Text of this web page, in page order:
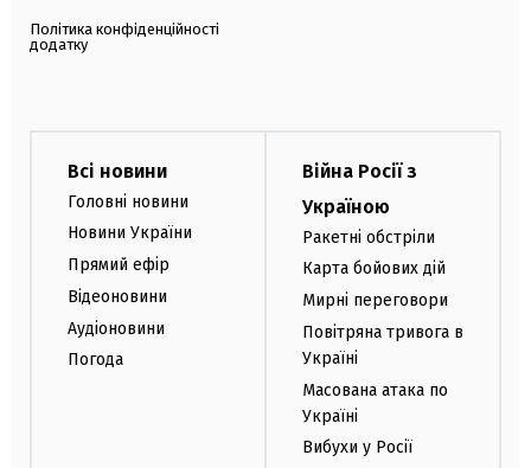
Політика конфіденційності
додатку
Всі новини
Головні новини
Новини України
Прямий ефір
Відеоновини
Аудіоновини
Погода
Війна Росії з
Україною
Ракетні обстріли
Карта бойових дій
Мирні переговори
Повітряна тривога в
Україні
Масована атака по
Україні
Вибухи у Росії